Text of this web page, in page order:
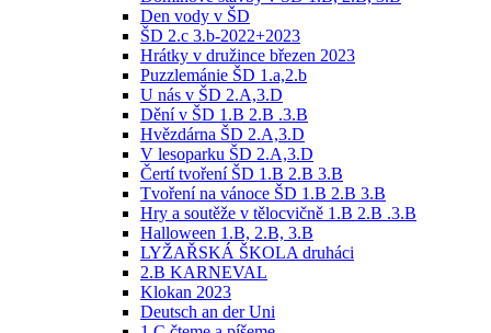
Den vody v ŠD
ŠD 2.c 3.b-2022+2023
Hrátky v družince březen 2023
Puzzlemánie ŠD 1.a,2.b
U nás v ŠD 2.A,3.D
Dění v ŠD 1.B 2.B .3.B
Hvězdárna ŠD 2.A,3.D
V lesoparku ŠD 2.A,3.D
Čertí tvoření ŠD 1.B 2.B 3.B
Tvoření na vánoce ŠD 1.B 2.B 3.B
Hry a soutěže v tělocvičně 1.B 2.B .3.B
Halloween 1.B, 2.B, 3.B
LYŽAŘSKÁ ŠKOLA druháci
2.B KARNEVAL
Klokan 2023
Deutsch an der Uni